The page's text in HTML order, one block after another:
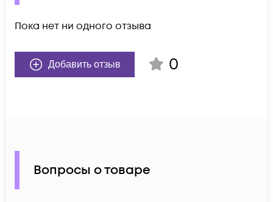
Пока нет ни одного отзыва
Добавить отзыв 0
Вопросы о товаре